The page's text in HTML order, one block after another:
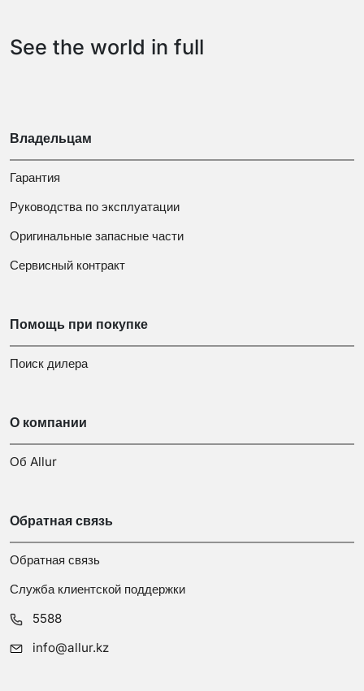
See the world in full
Владельцам
Гарантия
Руководства по эксплуатации
Оригинальные запасные части
Сервисный контракт
Помощь при покупке
Поиск дилера
О компании
Об Allur
Обратная связь
Обратная связь
Служба клиентской поддержки
5588
info@allur.kz